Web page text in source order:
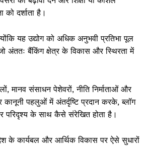
दर्शाता है।
यह उद्योग को अधिक अनुभवी प्रतिभा पूल
अंततः बैंकिंग क्षेत्र के विकास और स्थिरता में
मानव संसाधन पेशेवरों, नीति निर्माताओं और
कानूनी पहलुओं में अंतर्दृष्टि प्रदान करके, ब्लॉग
परिदृश्य के साथ कैसे संरेखित होता है।
के कार्यबल और आर्थिक विकास पर ऐसे सुधारों